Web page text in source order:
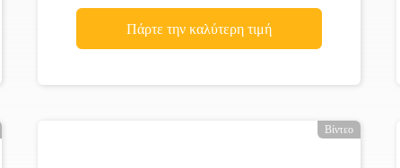
Πάρτε την καλύτερη τιμή
Βίντεο